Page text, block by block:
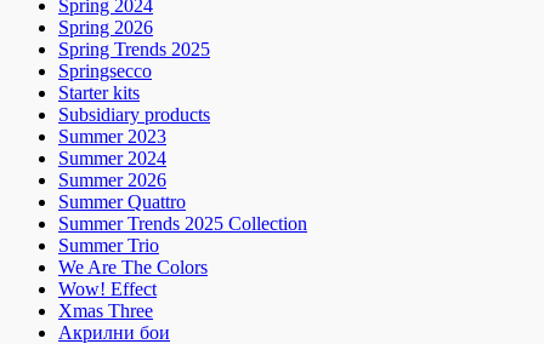
Spring 2024
Spring 2026
Spring Trends 2025
Springsecco
Starter kits
Subsidiary products
Summer 2023
Summer 2024
Summer 2026
Summer Quattro
Summer Trends 2025 Collection
Summer Trio
We Are The Colors
Wow! Effect
Xmas Three
Акрилни бои